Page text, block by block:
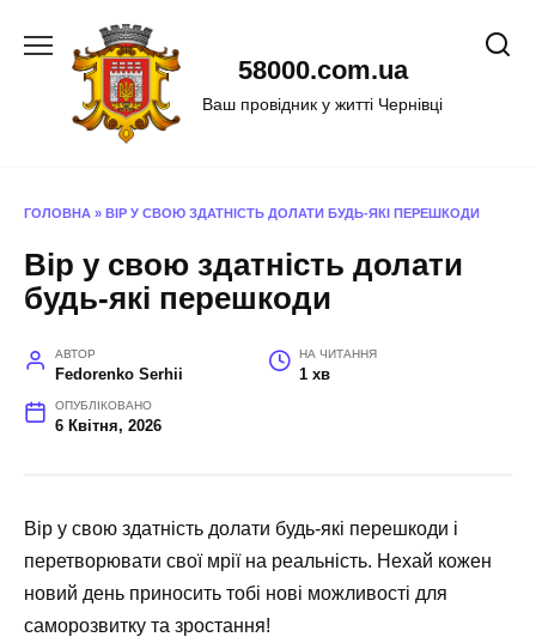
58000.com.ua
Ваш провідник у житті Чернівці
ГОЛОВНА » ВІР У СВОЮ ЗДАТНІСТЬ ДОЛАТИ БУДЬ-ЯКІ ПЕРЕШКОДИ
Вір у свою здатність долати
будь-які перешкоди
АВТОР
Fedorenko Serhii
НА ЧИТАННЯ
1 хв
ОПУБЛІКОВАНО
6 Квітня, 2026
Вір у свою здатність долати будь-які перешкоди і
перетворювати свої мрії на реальність. Нехай кожен
новий день приносить тобі нові можливості для
саморозвитку та зростання!